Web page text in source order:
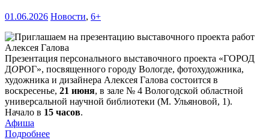
01.06.2026 Новости, 6+
Презентация персонального выставочного проекта «ГОРОД
ДОРОГ», посвященного городу Вологде, фотохудожника,
художника и дизайнера Алексея Галова состоится в
воскресенье, 21 июня, в зале № 4 Вологодской областной
универсальной научной библиотеки (М. Ульяновой, 1).
Начало в 15 часов.
Афиша
Подробнее